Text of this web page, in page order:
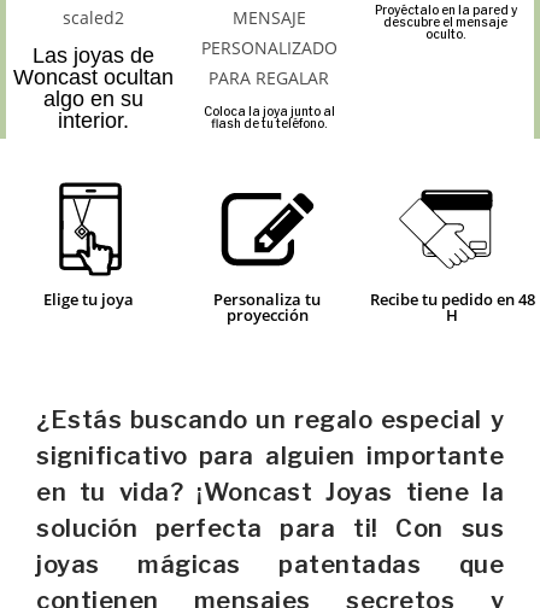
Las joyas de
Woncast ocultan
algo en su
interior.
Coloca la joya junto al
flash de tu teléfono.
Proyéctalo en la pared y
descubre el mensaje
oculto.
Elige tu joya Personaliza tu
proyección
Recibe tu pedido en 48
H
¿Estás buscando un regalo especial y
significativo para alguien importante
en tu vida? ¡Woncast Joyas tiene la
solución perfecta para ti! Con sus
joyas mágicas patentadas que
contienen mensajes secretos y